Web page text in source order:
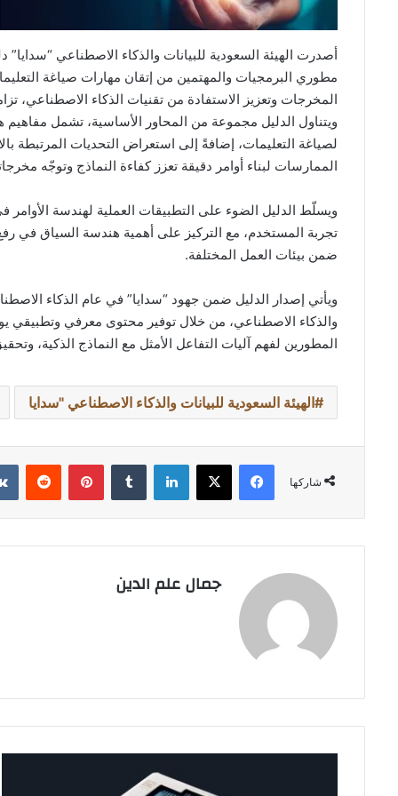
أصدرت الهيئة السعودية للبيانات والذكاء الاصطناعي
مطوري البرمجيات والمهتمين من إتقان مهارات صياغة
المخرجات وتعزيز الاستفادة من تقنيات الذكاء الاصطناعي، تزامنًا مع إعلان عام 2026
ويتناول الدليل مجموعة من المحاور الأساسية، تشمل مفاهيم
لصياغة التعليمات، إضافةً إلى استعراض التحديات المرتبطة
الممارسات لبناء أوامر دقيقة تعزز كفاءة النماذج وتوجّه
ويسلّط الدليل الضوء على التطبيقات العملية لهندسة
تجربة المستخدم، مع التركيز على أهمية هندسة السياق في
ضمن بيئات العمل المختلفة.
ويأتي إصدار الدليل ضمن جهود “سدايا” في عام الذكاء
والذكاء الاصطناعي، من خلال توفير محتوى معرفي
المطورين لفهم آليات التفاعل الأمثل مع النماذج الذكية،
الهيئة السعودية للبيانات والذكاء الاصطناعي "سدايا
شاركها
فيسبوك ‫X لينكدإن بينتيريست
جمال علم الدين